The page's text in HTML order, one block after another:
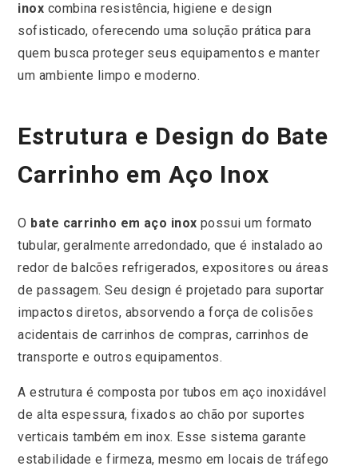
inox combina resistência, higiene e design
sofisticado, oferecendo uma solução prática para
quem busca proteger seus equipamentos e manter
um ambiente limpo e moderno.
Estrutura e Design do Bate
Carrinho em Aço Inox
O bate carrinho em aço inox possui um formato
tubular, geralmente arredondado, que é instalado ao
redor de balcões refrigerados, expositores ou áreas
de passagem. Seu design é projetado para suportar
impactos diretos, absorvendo a força de colisões
acidentais de carrinhos de compras, carrinhos de
transporte e outros equipamentos.
A estrutura é composta por tubos em aço inoxidável
de alta espessura, fixados ao chão por suportes
verticais também em inox. Esse sistema garante
estabilidade e firmeza, mesmo em locais de tráfego